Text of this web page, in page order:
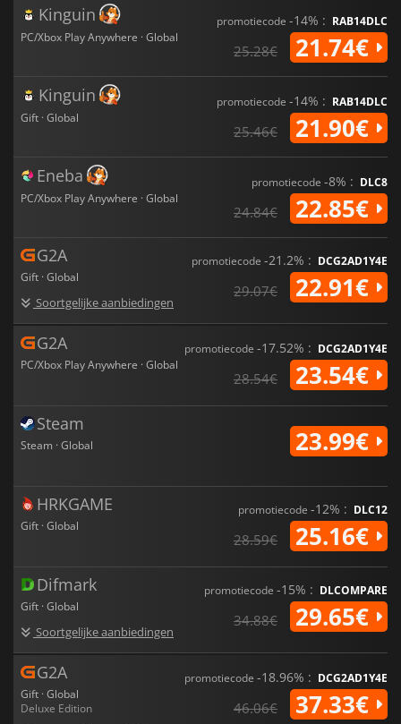
Kinguin
PC/Xbox Play Anywhere · Global
promotiecode -14% : RAB14DLC
25.28€ 21.74€
Kinguin
Gift · Global
promotiecode -14% : RAB14DLC
25.46€ 21.90€
Eneba
PC/Xbox Play Anywhere · Global
promotiecode -8% : DLC8
24.84€ 22.85€
G2A
Gift · Global
Soortgelijke aanbiedingen
promotiecode -21.2% : DCG2AD1Y4E
29.07€ 22.91€
G2A
PC/Xbox Play Anywhere · Global
promotiecode -17.52% : DCG2AD1Y4E
28.54€ 23.54€
Steam
Steam · Global 23.99€
HRKGAME
Gift · Global
promotiecode -12% : DLC12
28.59€ 25.16€
Difmark
Gift · Global
Soortgelijke aanbiedingen
promotiecode -15% : DLCOMPARE
34.88€ 29.65€
G2A
Gift · Global
Deluxe Edition
promotiecode -18.96% : DCG2AD1Y4E
46.06€ 37.33€